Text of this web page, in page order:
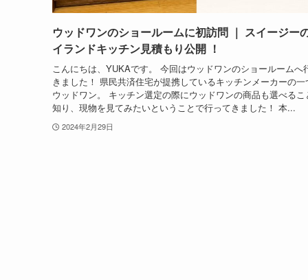
ウッドワンのショールームに初訪問 ｜ スイージー
イランドキッチン見積もり公開 ！
こんにちは、YUKAです。 今回はウッドワンのショールームへ
きました！ 県民共済住宅が提携しているキッチンメーカーの一
ウッドワン。 キッチン選定の際にウッドワンの商品も選べるこ
知り、現物を見てみたいということで行ってきました！ 本...
2024年2月29日